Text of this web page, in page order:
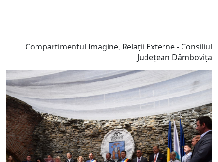
Compartimentul Imagine, Relații Externe - Consiliul
Județean Dâmbovița